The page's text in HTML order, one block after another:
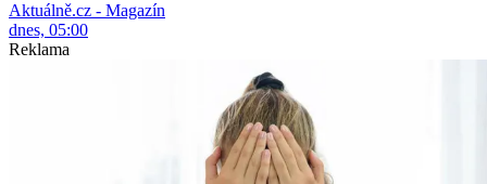
Aktuálně.cz - Magazín
dnes, 05:00
Reklama